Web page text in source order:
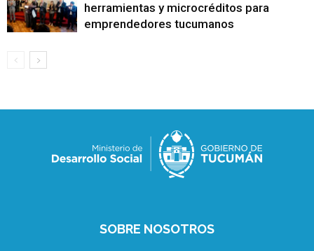
herramientas y microcréditos para
emprendedores tucumanos
SOBRE NOSOTROS